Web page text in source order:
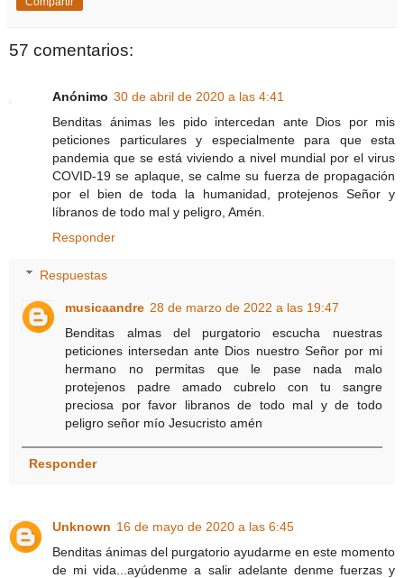
57 comentarios:
Anónimo 30 de abril de 2020 a las 4:41
Benditas ánimas les pido intercedan ante Dios por mis
peticiones particulares y especialmente para que esta
pandemia que se está viviendo a nivel mundial por el virus
COVID-19 se aplaque, se calme su fuerza de propagación
por el bien de toda la humanidad, protejenos Señor y
líbranos de todo mal y peligro, Amén.
Responder
Respuestas
musicaandre 28 de marzo de 2022 a las 19:47
Benditas almas del purgatorio escucha nuestras
peticiones intersedan ante Dios nuestro Señor por mi
hermano no permitas que le pase nada malo
protejenos padre amado cubrelo con tu sangre
preciosa por favor libranos de todo mal y de todo
peligro señor mío Jesucristo amén
Responder
Unknown 16 de mayo de 2020 a las 6:45
Benditas ánimas del purgatorio ayudarme en este momento
de mi vida...ayúdenme a salir adelante denme fuerzas y